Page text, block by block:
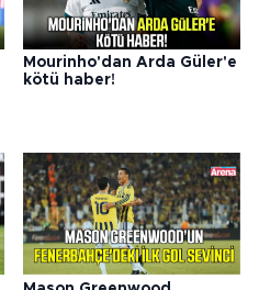
Mourinho'dan Arda Güler'e
kötü haber!